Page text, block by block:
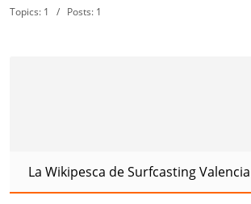
Topics: 1 / Posts: 1
La Wikipesca de Surfcasting Valencia